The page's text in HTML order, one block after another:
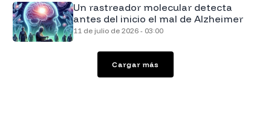
Un rastreador molecular detecta
antes del inicio el mal de Alzheimer
11 de julio de 2026 - 03:00
Cargar más